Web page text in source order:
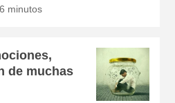
minutos
de muchas